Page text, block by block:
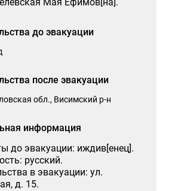
до эвакуации
после эвакуации
обл., Висимский р-н
информация
до эвакуации: иждив[енец].
русский.
в эвакуации: ул.
д. 15.
моих персональных данных
Отправить